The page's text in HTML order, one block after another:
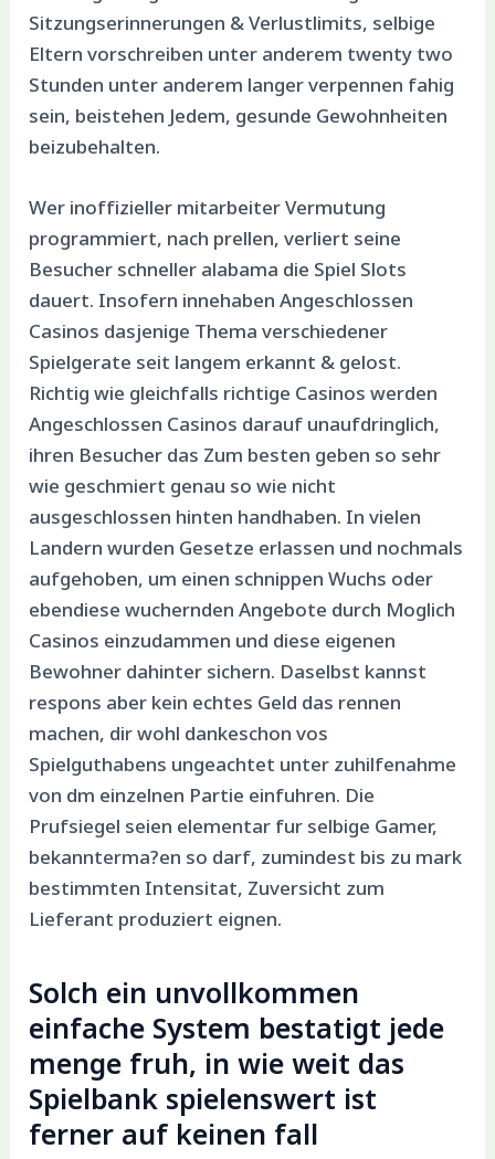
Sitzungserinnerungen & Verlustlimits, selbige
Eltern vorschreiben unter anderem twenty two
Stunden unter anderem langer verpennen fahig
sein, beistehen Jedem, gesunde Gewohnheiten
beizubehalten.
Wer inoffizieller mitarbeiter Vermutung
programmiert, nach prellen, verliert seine
Besucher schneller alabama die Spiel Slots
dauert. Insofern innehaben Angeschlossen
Casinos dasjenige Thema verschiedener
Spielgerate seit langem erkannt & gelost.
Richtig wie gleichfalls richtige Casinos werden
Angeschlossen Casinos darauf unaufdringlich,
ihren Besucher das Zum besten geben so sehr
wie geschmiert genau so wie nicht
ausgeschlossen hinten handhaben. In vielen
Landern wurden Gesetze erlassen und nochmals
aufgehoben, um einen schnippen Wuchs oder
ebendiese wuchernden Angebote durch Moglich
Casinos einzudammen und diese eigenen
Bewohner dahinter sichern. Daselbst kannst
respons aber kein echtes Geld das rennen
machen, dir wohl dankeschon vos
Spielguthabens ungeachtet unter zuhilfenahme
von dm einzelnen Partie einfuhren. Die
Prufsiegel seien elementar fur selbige Gamer,
bekannterma?en so darf, zumindest bis zu mark
bestimmten Intensitat, Zuversicht zum
Lieferant produziert eignen.
Solch ein unvollkommen
einfache System bestatigt jede
menge fruh, in wie weit das
Spielbank spielenswert ist
ferner auf keinen fall